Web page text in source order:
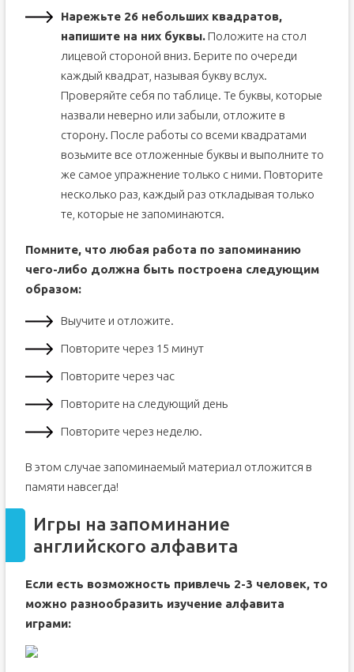
Нарежьте 26 небольших квадратов,
напишите на них буквы.Положите на стол
лицевой стороной вниз. Берите по очереди
каждый квадрат, называя букву вслух.
Проверяйте себя по таблице. Те буквы, которые
назвали неверно или забыли, отложите в
сторону. После работы со всеми квадратами
возьмите все отложенные буквы и выполните то
же самое упражнение только с ними. Повторите
несколько раз, каждый раз откладывая только
те, которые не запоминаются.
Помните, что любая работа по запоминанию
чего-либо должна быть построена следующим
образом:
Выучите и отложите.
Повторите через 15 минут
Повторите через час
Повторите на следующий день
Повторите через неделю.
В этом случае запоминаемый материал отложится в
памяти навсегда!
Игры на запоминание
английского алфавита
Если есть возможность привлечь 2-3 человек, то
можно разнообразить изучение алфавита
играми: